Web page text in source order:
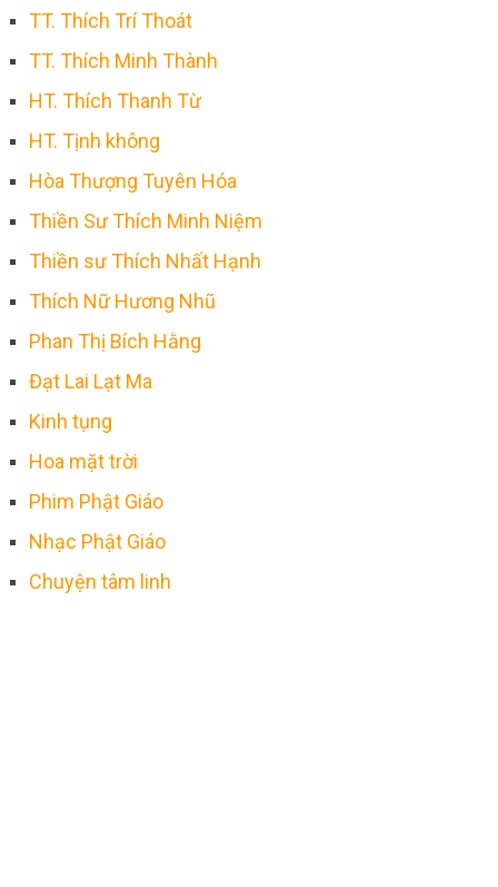
TT. Thích Trí Thoát
TT. Thích Minh Thành
HT. Thích Thanh Từ
HT. Tịnh không
Hòa Thượng Tuyên Hóa
Thiền Sư Thích Minh Niệm
Thiền sư Thích Nhất Hạnh
Thích Nữ Hương Nhũ
Phan Thị Bích Hằng
Đạt Lai Lạt Ma
Kinh tụng
Hoa mặt trời
Phim Phật Giáo
Nhạc Phật Giáo
Chuyện tâm linh